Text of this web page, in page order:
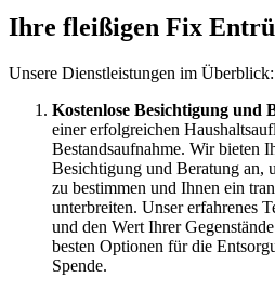
Ihre fleißigen Fix
Unsere Dienstleistungen im Überblick:
Kostenlose Besichtigung und
einer erfolgreichen
Bestandsaufnahme. Wir bieten
Besichtigung und Beratung an,
zu bestimmen und Ihnen ein
unterbreiten. Unser erfahrenes
und den Wert Ihrer
besten Optionen für die
Spende.